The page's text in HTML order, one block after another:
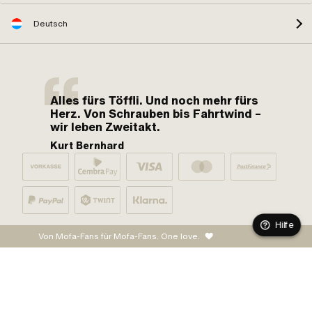
Deutsch
Alles fürs Töffli. Und noch mehr fürs
Herz. Von Schrauben bis Fahrtwind –
wir leben Zweitakt.
Kurt Bernhard
Von Mofa-Fans für Mofa-Fans. One love.
Hilfe